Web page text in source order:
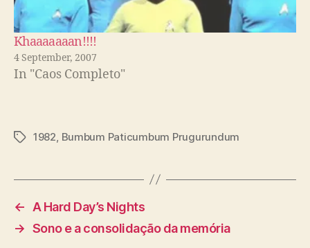
Khaaaaaaan!!!!
4 September, 2007
In "Caos Completo"
Tags1982 Bumbum Paticumbum Prugurundum
←
A Hard Day’s Nights
→ Sono e a consolidação da memória